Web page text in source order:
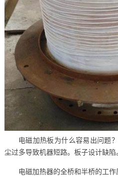
电磁加热板为什么容易出问题
尘过多导致机器短路。板子设计缺陷
电磁加热器的全桥和半桥的工作